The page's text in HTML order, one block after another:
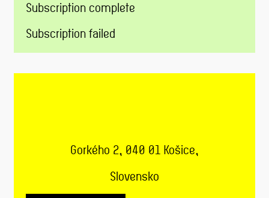
Subscription complete
Subscription failed
Gorkého 2, 040 01 Košice,
Slovensko